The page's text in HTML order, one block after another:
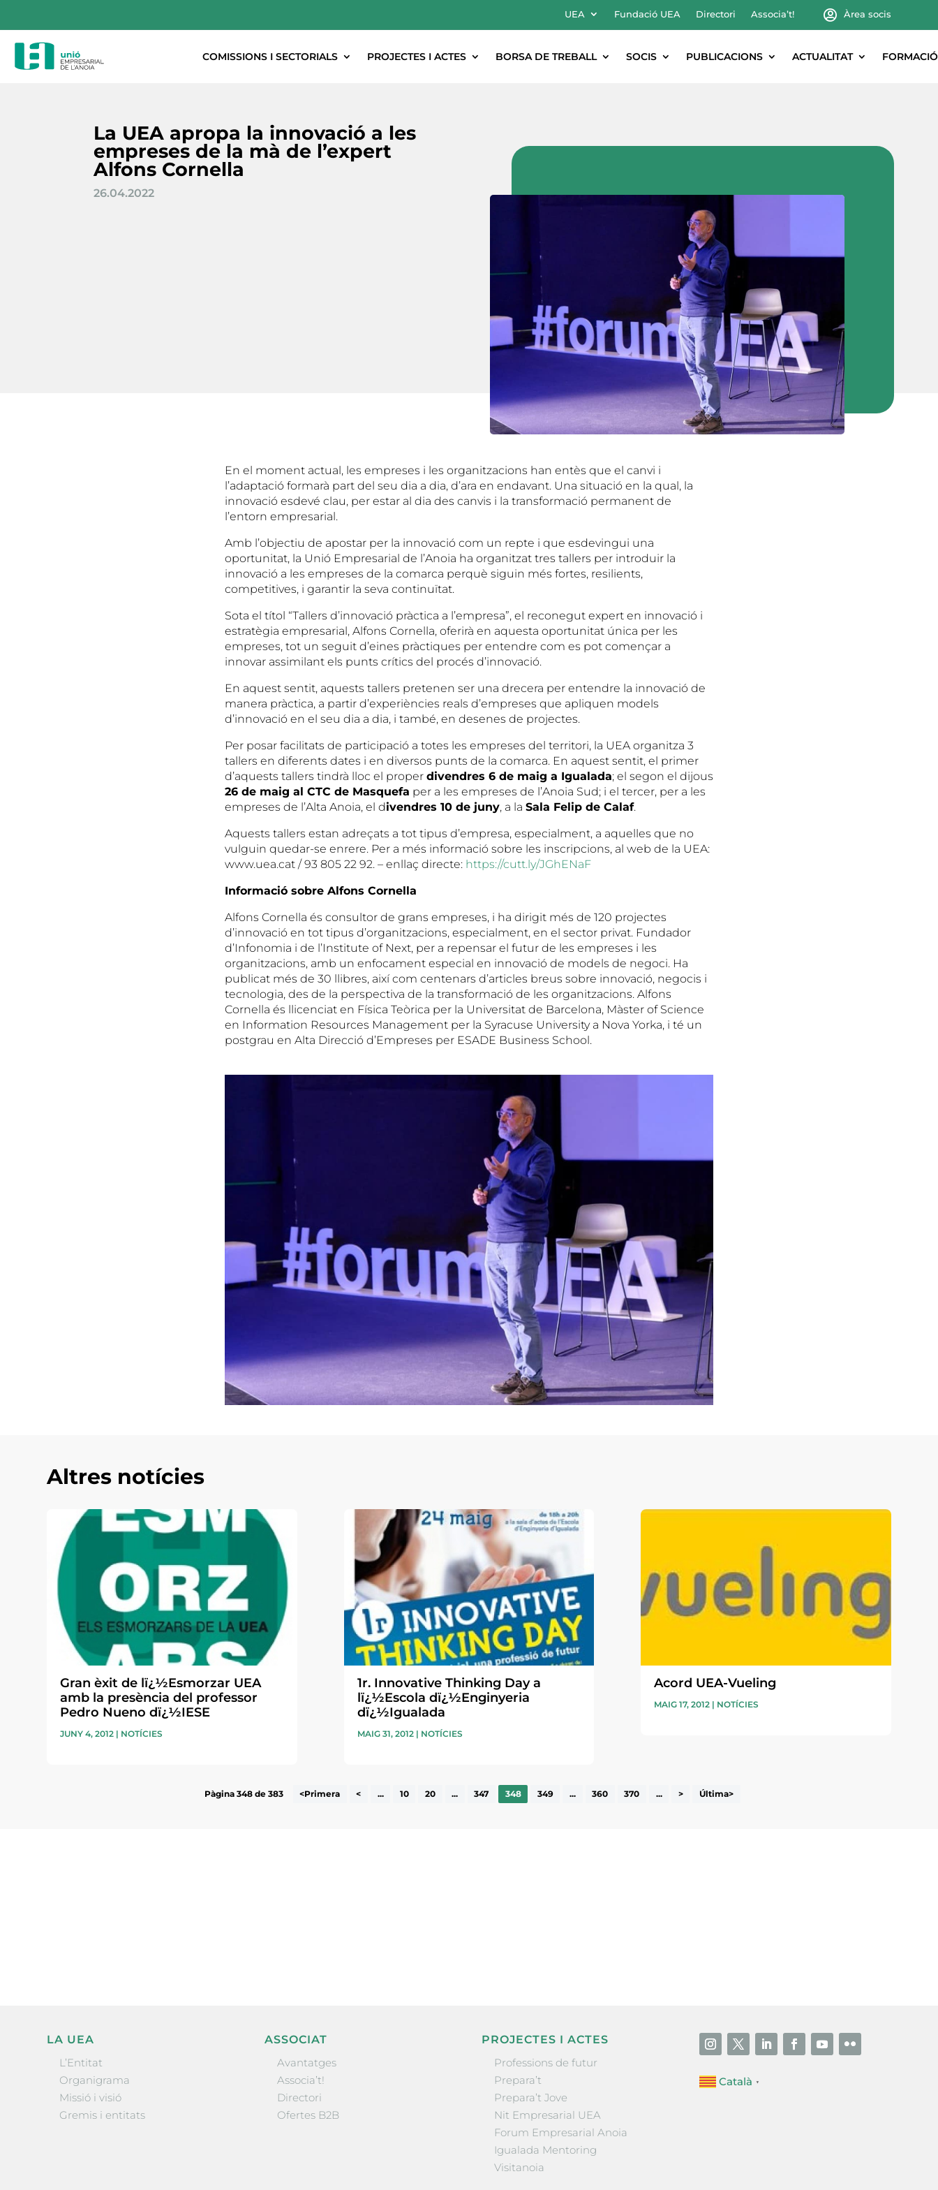
UEA Fundació UEA Directori Associa’t! Àrea socis
COMISSIONS I SECTORIALS PROJECTES I ACTES BORSA DE TREBALL SOCIS PUBLICACIONS ACTUALITAT FORMACIÓ
La UEA apropa la innovació a les
empreses de la mà de l’expert
Alfons Cornella
26.04.2022
En el moment actual, les empreses i les organitzacions han entès que el canvi i
l’adaptació formarà part del seu dia a dia, d’ara en endavant. Una situació en la qual, la
innovació esdevé clau, per estar al dia des canvis i la transformació permanent de
l’entorn empresarial.
Amb l’objectiu de apostar per la innovació com un repte i que esdevingui una
oportunitat, la Unió Empresarial de l’Anoia ha organitzat tres tallers per introduir la
innovació a les empreses de la comarca perquè siguin més fortes, resilients,
competitives, i garantir la seva continuïtat.
Sota el títol “Tallers d’innovació pràctica a l’empresa”, el reconegut expert en innovació i
estratègia empresarial, Alfons Cornella, oferirà en aquesta oportunitat única per les
empreses, tot un seguit d’eines pràctiques per entendre com es pot començar a
innovar assimilant els punts crítics del procés d’innovació.
En aquest sentit, aquests tallers pretenen ser una drecera per entendre la innovació de
manera pràctica, a partir d’experiències reals d’empreses que apliquen models
d’innovació en el seu dia a dia, i també, en desenes de projectes.
Per posar facilitats de participació a totes les empreses del territori, la UEA organitza 3
tallers en diferents dates i en diversos punts de la comarca. En aquest sentit, el primer
d’aquests tallers tindrà lloc el proper divendres 6 de maig a Igualada; el segon el dijous
26 de maig al CTC de Masquefa per a les empreses de l’Anoia Sud; i el tercer, per a les
empreses de l’Alta Anoia, el divendres 10 de juny, a la Sala Felip de Calaf.
Aquests tallers estan adreçats a tot tipus d’empresa, especialment, a aquelles que no
vulguin quedar-se enrere. Per a més informació sobre les inscripcions, al web de la UEA:
www.uea.cat / 93 805 22 92. – enllaç directe: https://cutt.ly/JGhENaF
Informació sobre Alfons Cornella
Alfons Cornella és consultor de grans empreses, i ha dirigit més de 120 projectes
d’innovació en tot tipus d’organitzacions, especialment, en el sector privat. Fundador
d’Infonomia i de l’Institute of Next, per a repensar el futur de les empreses i les
organitzacions, amb un enfocament especial en innovació de models de negoci. Ha
publicat més de 30 llibres, així com centenars d’articles breus sobre innovació, negocis i
tecnologia, des de la perspectiva de la transformació de les organitzacions. Alfons
Cornella és llicenciat en Física Teòrica per la Universitat de Barcelona, Màster of Science
en Information Resources Management per la Syracuse University a Nova Yorka, i té un
postgrau en Alta Direcció d’Empreses per ESADE Business School.
Altres notícies
Gran èxit de lï¿½Esmorzar UEA
amb la presència del professor
Pedro Nueno dï¿½IESE
JUNY 4, 2012 | NOTÍCIES
1r. Innovative Thinking Day a
lï¿½Escola dï¿½Enginyeria
dï¿½Igualada
MAIG 31, 2012| NOTÍCIES
Acord UEA-Vueling
MAIG 17, 2012| NOTÍCIES
Pàgina 348 de 383 <Primera < ... 10 20 ... 347 348 349 ... 360 370 ... > Última>
LA UEA
L’Entitat
Organigrama
Missió i visió
Gremis i entitats
ASSOCIAT
Avantatges
Associa’t!
Directori
Ofertes B2B
PROJECTES I ACTES
Professions de futur
Prepara’t
Prepara’t Jove
Nit Empresarial UEA
Forum Empresarial Anoia
Igualada Mentoring
Visitanoia
Català ▼